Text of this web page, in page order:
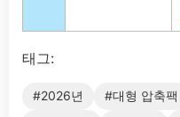
태그:
#2026년 #대형 압축팩